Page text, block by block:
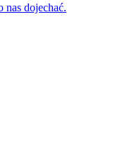
nas dojechać.